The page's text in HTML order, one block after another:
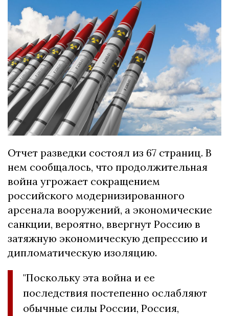
Отчет разведки состоял из 67 страниц. В
нем сообщалось, что продолжительная
война угрожает сокращением
российского модернизированного
арсенала вооружений, а экономические
санкции, вероятно, ввергнут Россию в
затяжную экономическую депрессию и
дипломатическую изоляцию.
"Поскольку эта война и ее
последствия постепенно ослабляют
обычные силы России, Россия,